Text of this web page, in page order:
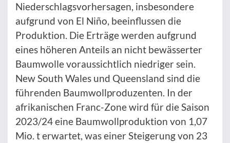
Niederschlagsvorhersagen, insbesondere
aufgrund von El Niño, beeinflussen die
Produktion. Die Erträge werden aufgrund
eines höheren Anteils an nicht bewässerter
Baumwolle voraussichtlich niedriger sein.
New South Wales und Queensland sind die
führenden Baumwollproduzenten. In der
afrikanischen Franc-Zone wird für die Saison
2023/24 eine Baumwollproduktion von 1,07
Mio. t erwartet, was einer Steigerung von 23